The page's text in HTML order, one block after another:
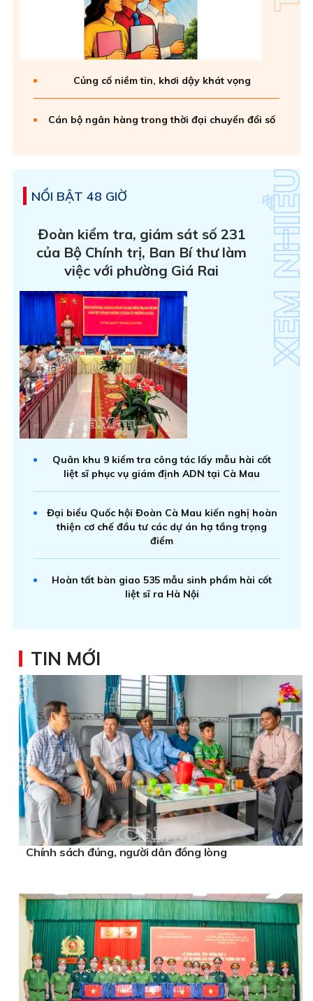
Củng cố niềm tin, khơi dậy khát vọng
Cán bộ ngân hàng trong thời đại chuyển đổi số
NỔI BẬT 48 GIỜ
Đoàn kiểm tra, giám sát số 231
của Bộ Chính trị, Ban Bí thư làm
việc với phường Giá Rai
Quân khu 9 kiểm tra công tác lấy mẫu hài cốt
liệt sĩ phục vụ giám định ADN tại Cà Mau
Đại biểu Quốc hội Đoàn Cà Mau kiến nghị hoàn
thiện cơ chế đầu tư các dự án hạ tầng trọng
điểm
Hoàn tất bàn giao 535 mẫu sinh phẩm hài cốt
liệt sĩ ra Hà Nội
TIN MỚI
Chính sách đúng, người dân đồng lòng